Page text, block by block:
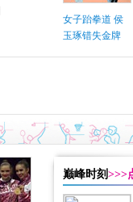
女子跆拳道 侯
玉琢错失金牌
巅峰时刻>>>